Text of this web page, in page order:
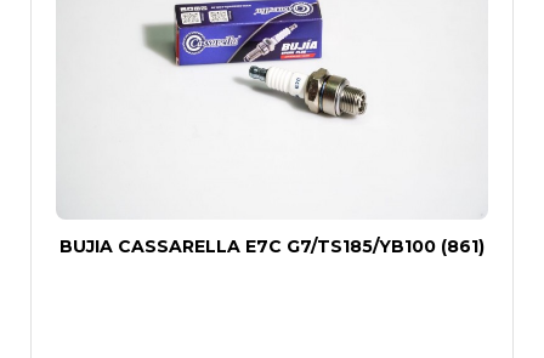
BUJIA CASSARELLA E7C G7/TS185/YB100 (861)